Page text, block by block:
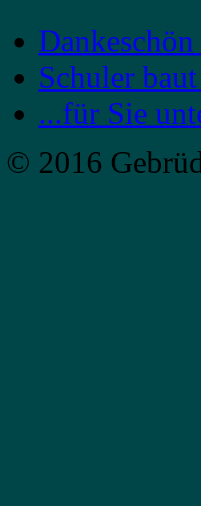
Schuler
...für Sie
© 2016